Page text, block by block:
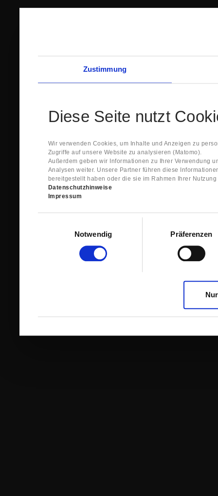
Zustimmung
Diese Seite nutzt
Wir verwenden Cookies, um Inhalte und Anzeigen zu
Zugriffe auf unsere Website zu analysieren (Matomo).
Außerdem geben wir Informationen zu Ihrer Verwendung
Analysen weiter. Unsere Partner führen diese
bereitgestellt haben oder die sie im Rahmen Ihrer
Datenschutzhinweise
Impressum
Notwendig
Präferenzen